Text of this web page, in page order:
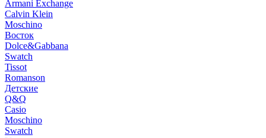
Armani Exchange
Calvin Klein
Moschino
Восток
Dolce&Gabbana
Swatch
Tissot
Romanson
Детские
Q&Q
Casio
Moschino
Swatch